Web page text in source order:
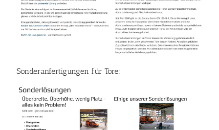
Sonderanfertigungen für Tore: